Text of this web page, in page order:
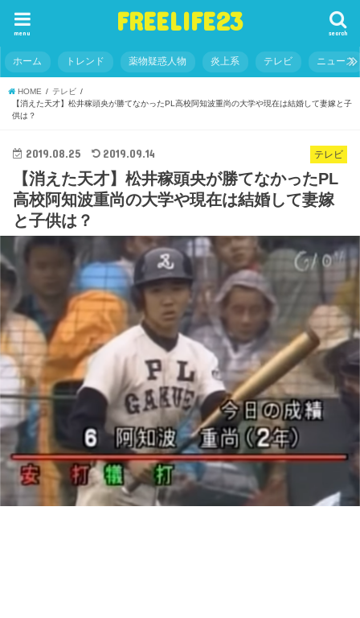
FREELIFE23 search
menu
ホーム トレンド 薬物疑惑人物 炎上系 テレビ ニュース
HOME
テレビ
【消えた天才】松井稼頭央が勝てなかったPL高校阿知波重尚の大学や現在は結婚して妻嫁と子
供は？
テレビ
2019.08.25 2019.09.14
【消えた天才】松井稼頭央が勝てなかったPL
高校阿知波重尚の大学や現在は結婚して妻嫁
と子供は？